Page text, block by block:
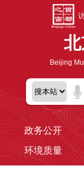
Beijing
政务公开
环境质量